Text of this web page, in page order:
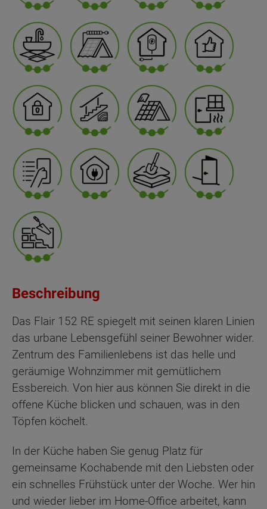
Beschreibung
Das Flair 152 RE spiegelt mit seinen klaren Linien
das urbane Lebensgefühl seiner Bewohner wider.
Zentrum des Familienlebens ist das helle und
geräumige Wohnzimmer mit gemütlichem
Essbereich. Von hier aus können Sie direkt in die
offene Küche blicken und schauen, was in den
Töpfen köchelt.
In der Küche haben Sie genug Platz für
gemeinsame Kochabende mit den Liebsten oder
ein schnelles Frühstück unter der Woche. Wer hin
und wieder lieber im Home-Office arbeitet, kann